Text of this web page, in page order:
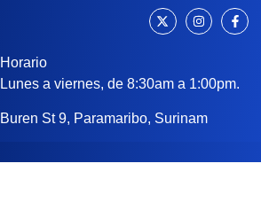
Horario
Lunes a viernes, de 8:30am a 1:00pm.
Buren St 9, Paramaribo, Surinam